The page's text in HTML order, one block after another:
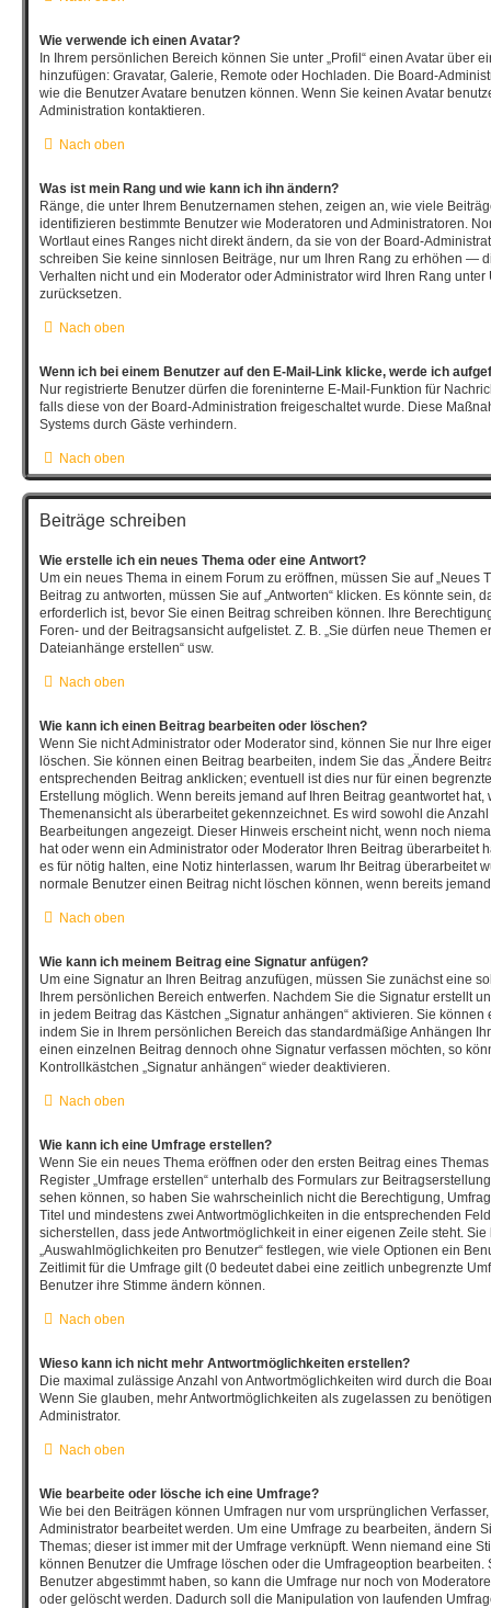
Wie verwende ich einen Avatar?
In Ihrem persönlichen Bereich können Sie unter „Profil“ einen Avatar über
hinzufügen: Gravatar, Galerie, Remote oder Hochladen. Die Board-
wie die Benutzer Avatare benutzen können. Wenn Sie keinen Avatar
Administration kontaktieren.
Nach oben
Was ist mein Rang und wie kann ich ihn ändern?
Ränge, die unter Ihrem Benutzernamen stehen, zeigen an, wie viele
identifizieren bestimmte Benutzer wie Moderatoren und Administratoren.
Wortlaut eines Ranges nicht direkt ändern, da sie von der Board-
schreiben Sie keine sinnlosen Beiträge, nur um Ihren Rang zu erhöhen —
Verhalten nicht und ein Moderator oder Administrator wird Ihren Rang
zurücksetzen.
Nach oben
Wenn ich bei einem Benutzer auf den E-Mail-Link klicke, werde ich
Nur registrierte Benutzer dürfen die foreninterne E-Mail-Funktion für
falls diese von der Board-Administration freigeschaltet wurde. Diese
Systems durch Gäste verhindern.
Nach oben
Beiträge schreiben
Wie erstelle ich ein neues Thema oder eine Antwort?
Um ein neues Thema in einem Forum zu eröffnen, müssen Sie auf „Neues
Beitrag zu antworten, müssen Sie auf „Antworten“ klicken. Es könnte sein,
erforderlich ist, bevor Sie einen Beitrag schreiben können. Ihre
Foren- und der Beitragsansicht aufgelistet. Z. B. „Sie dürfen neue Themen
Dateianhänge erstellen“ usw.
Nach oben
Wie kann ich einen Beitrag bearbeiten oder löschen?
Wenn Sie nicht Administrator oder Moderator sind, können Sie nur Ihre
löschen. Sie können einen Beitrag bearbeiten, indem Sie das „Ändere
entsprechenden Beitrag anklicken; eventuell ist dies nur für einen
Erstellung möglich. Wenn bereits jemand auf Ihren Beitrag geantwortet hat,
Themenansicht als überarbeitet gekennzeichnet. Es wird sowohl die
Bearbeitungen angezeigt. Dieser Hinweis erscheint nicht, wenn noch
hat oder wenn ein Administrator oder Moderator Ihren Beitrag überarbeitet
es für nötig halten, eine Notiz hinterlassen, warum Ihr Beitrag überarbeitet
normale Benutzer einen Beitrag nicht löschen können, wenn bereits
Nach oben
Wie kann ich meinem Beitrag eine Signatur anfügen?
Um eine Signatur an Ihren Beitrag anzufügen, müssen Sie zunächst eine
Ihrem persönlichen Bereich entwerfen. Nachdem Sie die Signatur erstellt
in jedem Beitrag das Kästchen „Signatur anhängen“ aktivieren. Sie
indem Sie in Ihrem persönlichen Bereich das standardmäßige Anhängen
einen einzelnen Beitrag dennoch ohne Signatur verfassen möchten, so
Kontrollkästchen „Signatur anhängen“ wieder deaktivieren.
Nach oben
Wie kann ich eine Umfrage erstellen?
Wenn Sie ein neues Thema eröffnen oder den ersten Beitrag eines
Register „Umfrage erstellen“ unterhalb des Formulars zur
sehen können, so haben Sie wahrscheinlich nicht die Berechtigung,
Titel und mindestens zwei Antwortmöglichkeiten in die entsprechenden
sicherstellen, dass jede Antwortmöglichkeit in einer eigenen Zeile steht.
„Auswahlmöglichkeiten pro Benutzer“ festlegen, wie viele Optionen ein
Zeitlimit für die Umfrage gilt (0 bedeutet dabei eine zeitlich unbegrenzte
Benutzer ihre Stimme ändern können.
Nach oben
Wieso kann ich nicht mehr Antwortmöglichkeiten erstellen?
Die maximal zulässige Anzahl von Antwortmöglichkeiten wird durch die
Wenn Sie glauben, mehr Antwortmöglichkeiten als zugelassen zu
Administrator.
Nach oben
Wie bearbeite oder lösche ich eine Umfrage?
Wie bei den Beiträgen können Umfragen nur vom ursprünglichen
Administrator bearbeitet werden. Um eine Umfrage zu bearbeiten, ändern
Themas; dieser ist immer mit der Umfrage verknüpft. Wenn niemand eine
können Benutzer die Umfrage löschen oder die Umfrageoption
Benutzer abgestimmt haben, so kann die Umfrage nur noch von
oder gelöscht werden. Dadurch soll die Manipulation von laufenden